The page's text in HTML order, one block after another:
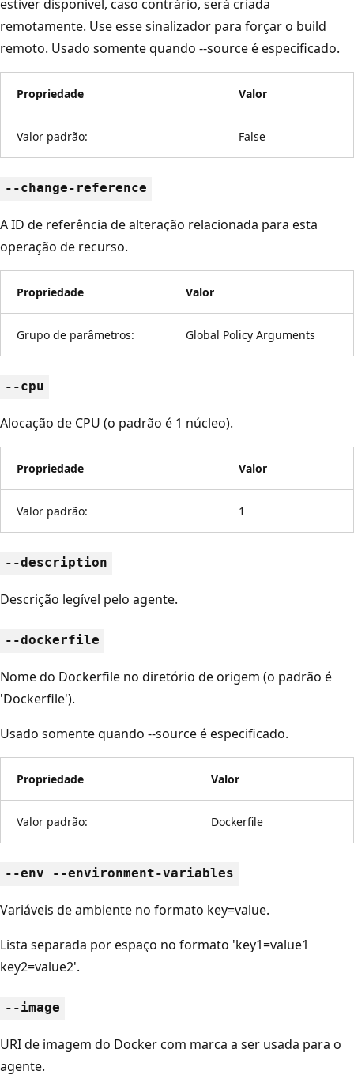
estiver disponível, caso contrário, será criada
remotamente. Use esse sinalizador para forçar o build
remoto. Usado somente quando --source é especificado.
Propriedade Valor
Valor padrão: False
--change-reference
A ID de referência de alteração relacionada para esta
operação de recurso.
Propriedade Valor
Grupo de parâmetros: Global Policy Arguments
--cpu
Alocação de CPU (o padrão é 1 núcleo).
Propriedade Valor
Valor padrão: 1
--description
Descrição legível pelo agente.
--dockerfile
Nome do Dockerfile no diretório de origem (o padrão é
'Dockerfile').
Usado somente quando --source é especificado.
Propriedade Valor
Valor padrão: Dockerfile
--env --environment-variables
Variáveis de ambiente no formato key=value.
Lista separada por espaço no formato 'key1=value1
key2=value2'.
--image
URI de imagem do Docker com marca a ser usada para o
agente.